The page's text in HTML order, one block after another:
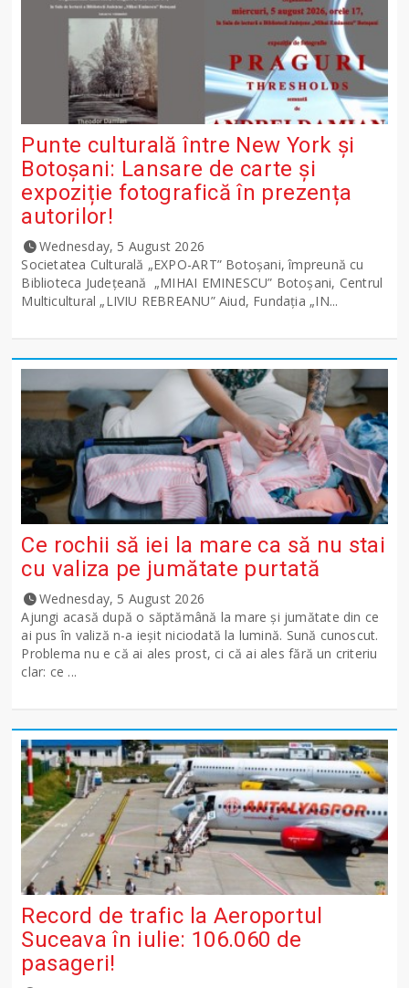
Punte culturală între New York și
Botoșani: Lansare de carte și
expoziție fotografică în prezența
autorilor!
Wednesday, 5 August 2026
Societatea Culturală „EXPO-ART” Botoșani, împreună cu
Biblioteca Județeană „MIHAI EMINESCU” Botoșani, Centrul
Multicultural „LIVIU REBREANU” Aiud, Fundația „IN...
Ce rochii să iei la mare ca să nu stai
cu valiza pe jumătate purtată
Wednesday, 5 August 2026
Ajungi acasă după o săptămână la mare și jumătate din ce
ai pus în valiză n-a ieșit niciodată la lumină. Sună cunoscut.
Problema nu e că ai ales prost, ci că ai ales fără un criteriu
clar: ce ...
Record de trafic la Aeroportul
Suceava în iulie: 106.060 de
pasageri!